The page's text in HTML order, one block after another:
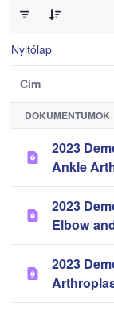
Nyitólap
Cím
DOKUMENTUMOK
2023
Ankle
2023
Elbow
2023